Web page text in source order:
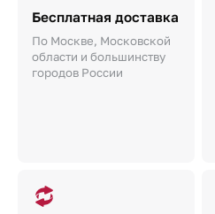
Бесплатная доставка
По Москве, Московской
области и большинству
городов России